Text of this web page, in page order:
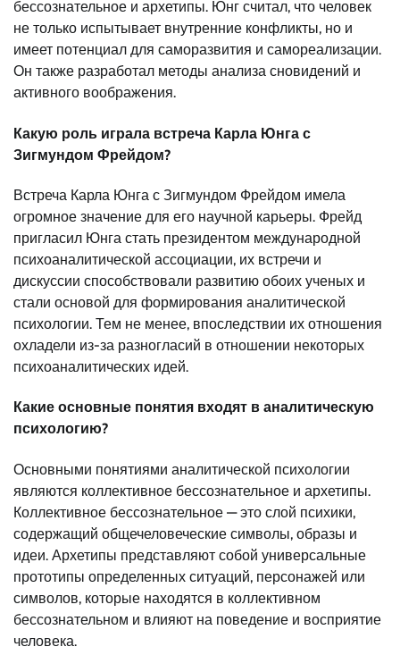
бессознательное и архетипы. Юнг считал, что человек
не только испытывает внутренние конфликты, но и
имеет потенциал для саморазвития и самореализации.
Он также разработал методы анализа сновидений и
активного воображения.
Какую роль играла встреча Карла Юнга с
Зигмундом Фрейдом?
Встреча Карла Юнга с Зигмундом Фрейдом имела
огромное значение для его научной карьеры. Фрейд
пригласил Юнга стать президентом международной
психоаналитической ассоциации, их встречи и
дискуссии способствовали развитию обоих ученых и
стали основой для формирования аналитической
психологии. Тем не менее, впоследствии их отношения
охладели из-за разногласий в отношении некоторых
психоаналитических идей.
Какие основные понятия входят в аналитическую
психологию?
Основными понятиями аналитической психологии
являются коллективное бессознательное и архетипы.
Коллективное бессознательное — это слой психики,
содержащий общечеловеческие символы, образы и
идеи. Архетипы представляют собой универсальные
прототипы определенных ситуаций, персонажей или
символов, которые находятся в коллективном
бессознательном и влияют на поведение и восприятие
человека.